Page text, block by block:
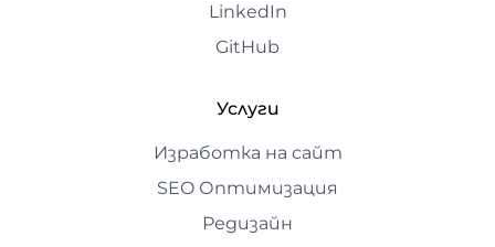
LinkedIn
GitHub
Услуги
Изработка на сайт
SEO Оптимизация
Редизайн